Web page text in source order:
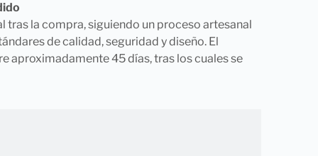
tras la compra, siguiendo un proceso artesanal
de calidad, seguridad y diseño. El
aproximadamente 45 días, tras los cuales se